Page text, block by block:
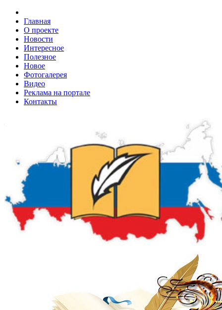
Главная
О проекте
Новости
Интересное
Полезное
Новое
Фотогалерея
Видео
Реклама на портале
Контакты